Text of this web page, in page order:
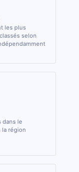
les plus
selon
dans le
la région